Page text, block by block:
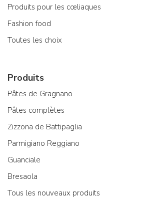
Produits pour les cœliaques
Fashion food
Toutes les choix
Produits
Pâtes de Gragnano
Pâtes complètes
Zizzona de Battipaglia
Parmigiano Reggiano
Guanciale
Bresaola
Tous les nouveaux produits